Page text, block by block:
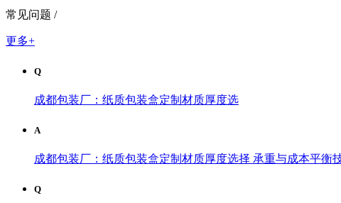
常见问题 /
更多+
Q
成都包装厂：纸质包装盒定制材质厚度选
A
成都包装厂：纸质包装盒定制材质厚度选择 承重与成本平
Q